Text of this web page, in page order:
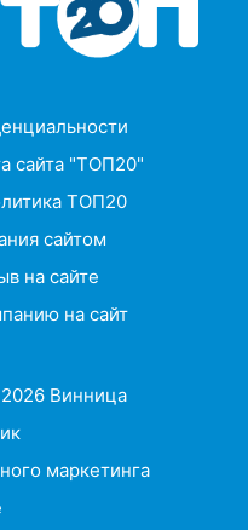
сайта "ТОП20"
ТОП20
сайтом
на сайте
на сайт
Винница
маркетинга